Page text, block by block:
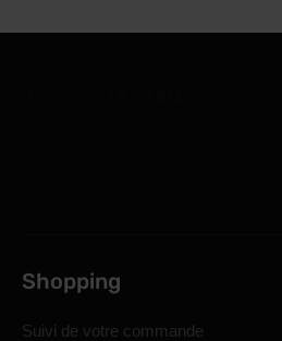
Shopping
Suivi de votre commande